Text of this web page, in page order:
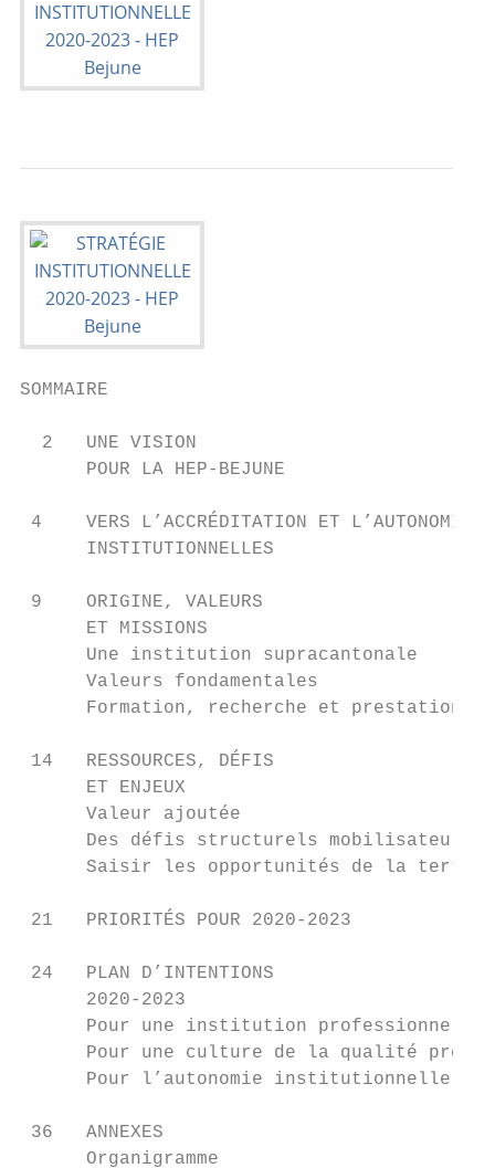
SOMMAIRE
  2   UNE VISION
      POUR LA HEP-BEJUNE
4    VERS L’ACCRÉDITATION ET L’AUTONOMIE
      INSTITUTIONNELLES
9    ORIGINE, VALEURS
      ET MISSIONS
      Une institution supracantonale
      Valeurs fondamentales
Formation, recherche et prestations
14   RESSOURCES, DÉFIS
      ET ENJEUX
      Valeur ajoutée
      Des défis structurels mobilisateurs
Saisir les opportunités de la
21   PRIORITÉS POUR 2020-2023
24   PLAN D’INTENTIONS
      2020-2023
Pour une institution
Pour une culture de la qualité
Pour l’autonomie institutionnelle de
36   ANNEXES
      Organigramme